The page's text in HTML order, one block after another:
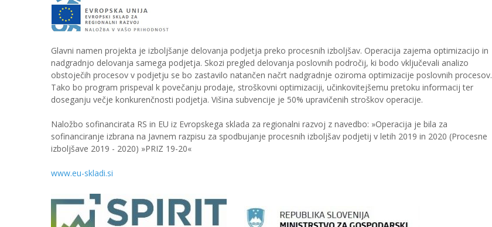
Glavni namen projekta je izboljšanje delovanja podjetja preko procesnih izboljšav. Operacija zajema optimizacijo in
nadgradnjo delovanja samega podjetja. Skozi pregled delovanja poslovnih področij, ki bodo vključevali analizo
obstoječih procesov v podjetju se bo zastavilo natančen načrt nadgradnje oziroma optimizacije poslovnih procesov.
Tako bo program prispeval k povečanju prodaje, stroškovni optimizaciji, učinkovitejšemu pretoku informacij ter
doseganju večje konkurenčnosti podjetja. Višina subvencije je 50% upravičenih stroškov operacije.
Naložbo sofinancirata RS in EU iz Evropskega sklada za regionalni razvoj z navedbo: »Operacija je bila za
sofinanciranje izbrana na Javnem razpisu za spodbujanje procesnih izboljšav podjetij v letih 2019 in 2020 (Procesne
izboljšave 2019 - 2020) »PRIZ 19-20«
www.eu-skladi.si